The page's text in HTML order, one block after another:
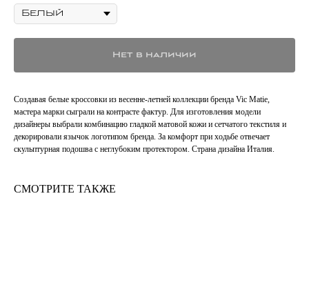
Нет в наличии
Создавая белые кроссовки из весенне-летней коллекции бренда Vic Matie,
мастера марки сыграли на контрасте фактур. Для изготовления модели
дизайнеры выбрали комбинацию гладкой матовой кожи и сетчатого текстиля и
декорировали язычок логотипом бренда. За комфорт при ходьбе отвечает
скульптурная подошва с неглубоким протектором. Страна дизайна Италия.
СМОТРИТЕ ТАКЖЕ